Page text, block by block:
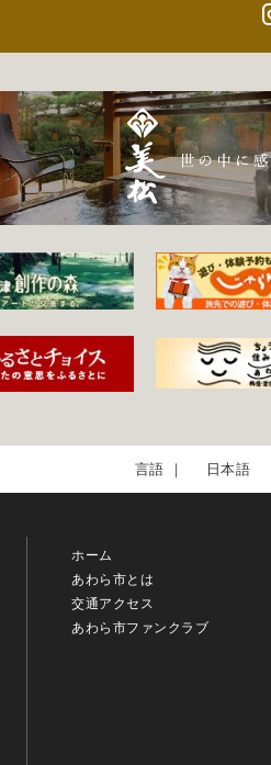
日本語
ホーム
あわら市とは
交通アクセス
あわら市ファンクラブ